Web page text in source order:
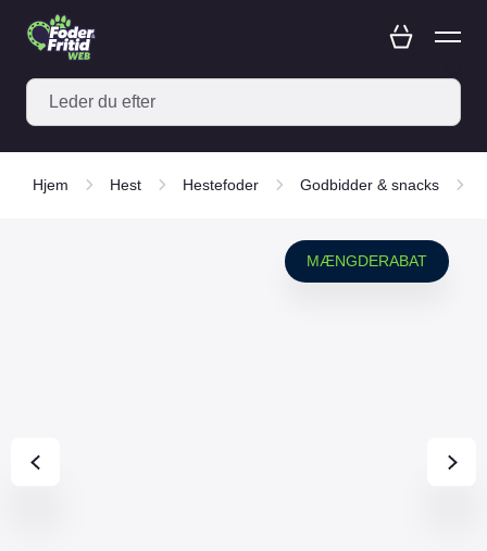
Hjem Hest Hestefoder Godbidder & snacks
MÆNGDERABAT